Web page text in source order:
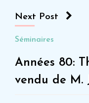
Next Post
Séminaires
Années 80:
vendu de M.